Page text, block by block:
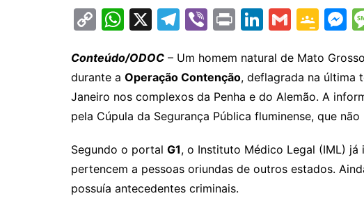
C
p
y
Li
k
W
at
s
A
p
X
T
e
gr
a
Vi
er
Pr
t
Li
k
e
dI
G
ai
l
G
o
gl
e
Cl
a
s
s
s
e
g
Conteúdo/ODOC – Um homem natural de Mato
durante a Operação Contenção, deflagrada na última
Janeiro nos complexos da Penha e do Alemão. A
pela Cúpula da Segurança Pública fluminense, que
Segundo o portal G1, o Instituto Médico Legal (IML)
pertencem a pessoas oriundas de outros estados.
possuía antecedentes criminais.